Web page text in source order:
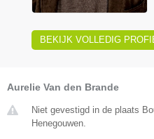
BEKIJK VOLLEDIG
Aurelie Van den Brande
Niet gevestigd in de plaats
Henegouwen.